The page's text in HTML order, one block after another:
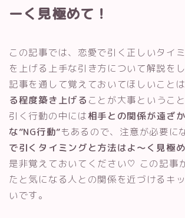
ーく見極めて！
この記事では、恋愛で引く正しいタイ
を上げる上手な引き方について解説をし
記事を通して覚えておいてほしいこと
る程度築き上げる ことが大事というこ
引く行動の中には相手との関係が遠ざ
な”NG行動”もあるので、注意が必要に
で引くタイミングと方法はよ～く見極
是非覚えておいてください♡ この記事
たと気になる人との関係を近づけるキ
いです。